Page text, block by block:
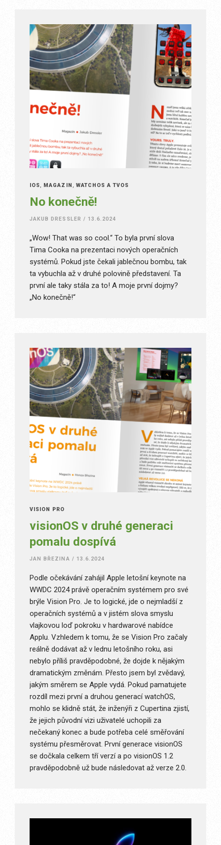
IOS, MAGAZÍN , WATCHOS A TVOS
No konečně!
JAKUB DRESSLER / 13.6.2024
„Wow! That was so cool.“ To byla první slova
Tima Cooka na prezentaci nových operačních
systémů. Pokud jste čekali jablečnou bombu, tak
ta vybuchla až v druhé polovině představení. Ta
první ale taky stála za to! A moje první dojmy?
„No konečně!“
VISION PRO
visionOS v druhé generaci
pomalu dospívá
JAN BŘEZINA / 13.6.2024
Podle očekávání zahájil Apple letošní keynote na
WWDC 2024 právě operačním systémem pro své
brýle Vision Pro. Je to logické, jde o nejmladší z
operačních systémů a v jistém slova smyslu
vlajkovou loď pokroku v hardwarové nabídce
Applu. Vzhledem k tomu, že se Vision Pro začaly
reálně dodávat až v lednu letošního roku, asi
nebylo příliš pravděpodobné, že dojde k nějakým
dramatickým změnám. Přesto jsem byl zvědavý,
jakým směrem se Apple vydá. Pokud pamatujete
rozdíl mezi první a druhou generací watchOS,
mohlo se klidně stát, že inženýři z Cupertina zjistí,
že jejich původní vizi uživatelé uchopili za
nečekaný konec a bude potřeba celé směřování
systému přesměrovat. První generace visionOS
se dočkala celkem tří verzí a po visionOS 1.2
pravděpodobně už bude následovat až verze 2.0.